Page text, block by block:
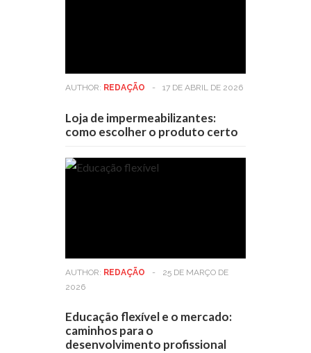
AUTHOR: REDAÇÃO - 17 DE ABRIL DE 2026
Loja de impermeabilizantes:
como escolher o produto certo
AUTHOR: REDAÇÃO -
25 DE MARÇO DE
2026
Educação flexível e o mercado:
caminhos para o
desenvolvimento profissional